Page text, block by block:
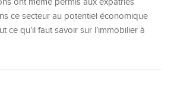
ont même permis aux expatriés
ce secteur au potentiel économique
ce qu’il faut savoir sur l’immobilier à